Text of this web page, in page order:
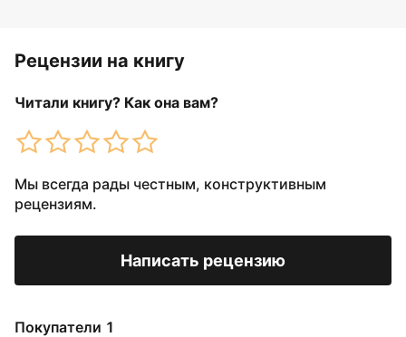
Рецензии на книгу
Читали книгу? Как она вам?
Мы всегда рады честным, конструктивным
рецензиям.
Написать рецензию
Покупатели 1